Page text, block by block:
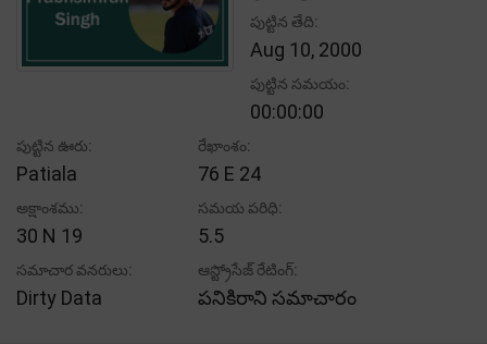
పుట్టిన తేది:
Aug 10, 2000
పుట్టిన సమయం:
00:00:00
పుట్టిన ఊరు:
Patiala
రేఖాంశం:
76 E 24
అక్షాంశము:
30 N 19
సమయ పరిధి:
5.5
సమాచార వనరులు:
Dirty Data
ఆస్ట్రోసేజ్ రేటింగ్:
పనికిరాని సమాచారం